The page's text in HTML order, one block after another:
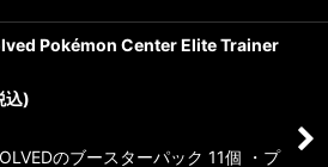
Pokémon Center Elite Trainer
込)
のブースターパック 11個 ・プ